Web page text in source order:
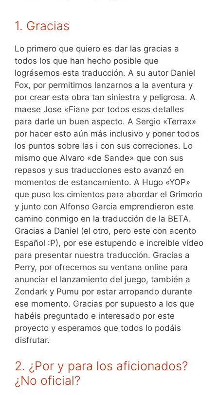
1. Gracias
Lo primero que quiero es dar las gracias a
todos los que han hecho posible que
lográsemos esta traducción. A su autor Daniel
Fox, por permitirnos lanzarnos a la aventura y
por crear esta obra tan siniestra y peligrosa. A
maese Jose «Fian» por todos esos detalles
para darle un buen aspecto. A Sergio «Terrax»
por hacer esto aún más inclusivo y poner todos
los puntos sobre las i con sus correciones. Lo
mismo que Alvaro «de Sande» que con sus
repasos y sus traducciones esto avanzó en
momentos de estancamiento. A Hugo «YOP»
que puso los cimientos para abordar el Grimorio
y junto con Alfonso Garcia emprendieron este
camino conmigo en la traducción de la BETA.
Gracias a Daniel (el otro, pero este con acento
Español :P), por ese estupendo e increible vídeo
para presentar nuestra traducción. Gracias a
Perry, por ofrecernos su ventana online para
anunciar el lanzamiento del juego, también a
Zondark y Pumu por estar arropando durante
ese momento. Gracias por supuesto a los que
habéis preguntado e interesado por este
proyecto y esperamos que todos lo podáis
disfrutar.
2. ¿Por y para los aficionados?
¿No oficial?